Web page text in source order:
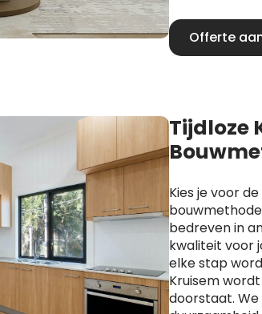
Offerte
Tijdloze
Kies je voor
bedreven in
kwaliteit voor
elke stap
Kruisem
doorstaat.